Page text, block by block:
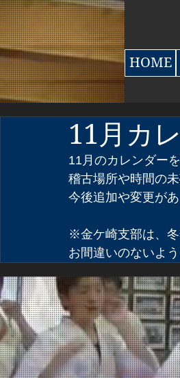
HOME
11月カ
11月のカレンダー
稽古場所や時間の
今後追加や変更が
※金ケ崎支部は、冬
お間違いのないよ